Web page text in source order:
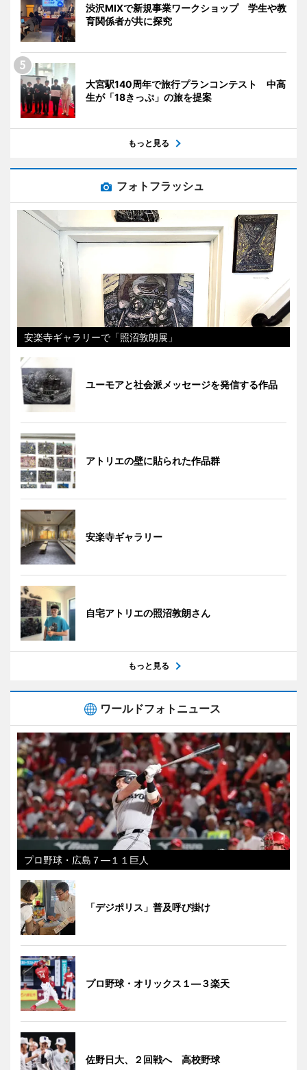
渋沢MIXで新規事業ワークショップ 学生や教
育関係者が共に探究
大宮駅140周年で旅行プランコンテスト 中高
生が「18きっぷ」の旅を提案
もっと見る
フォトフラッシュ
安楽寺ギャラリーで「照沼敦朗展」
ユーモアと社会派メッセージを発信する作品
アトリエの壁に貼られた作品群
安楽寺ギャラリー
自宅アトリエの照沼敦朗さん
もっと見る
ワールドフォトニュース
プロ野球・広島７―１１巨人
「デジポリス」普及呼び掛け
プロ野球・オリックス１―３楽天
佐野日大、２回戦へ 高校野球